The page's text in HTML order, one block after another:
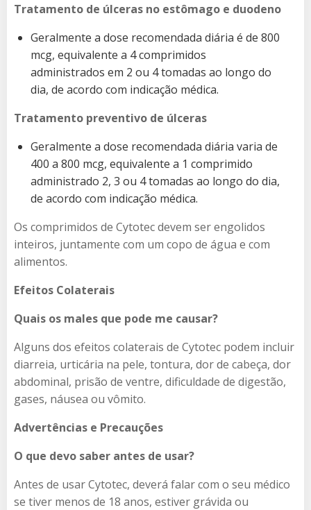
Tratamento de úlceras no estômago e duodeno
Geralmente a dose recomendada diária é de 800
mcg, equivalente a 4 comprimidos
administrados em 2 ou 4 tomadas ao longo do
dia, de acordo com indicação médica.
Tratamento preventivo de úlceras
Geralmente a dose recomendada diária varia de
400 a 800 mcg, equivalente a 1 comprimido
administrado 2, 3 ou 4 tomadas ao longo do dia,
de acordo com indicação médica.
Os comprimidos de Cytotec devem ser engolidos
inteiros, juntamente com um copo de água e com
alimentos.
Efeitos Colaterais
Quais os males que pode me causar?
Alguns dos efeitos colaterais de Cytotec podem incluir
diarreia, urticária na pele, tontura, dor de cabeça, dor
abdominal, prisão de ventre, dificuldade de digestão,
gases, náusea ou vômito.
Advertências e Precauções
O que devo saber antes de usar?
Antes de usar Cytotec, deverá falar com o seu médico
se tiver menos de 18 anos, estiver grávida ou